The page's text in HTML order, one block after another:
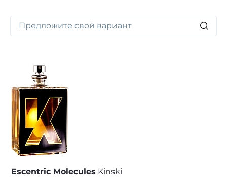
Escentric Molecules Kinski